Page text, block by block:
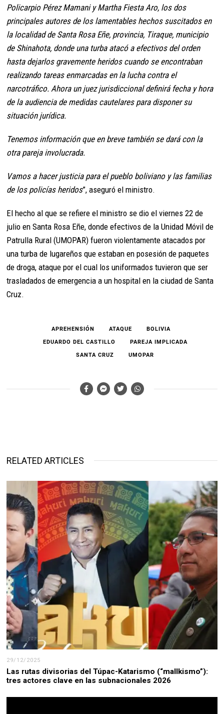
Policarpio Pérez Mamani y Martha Fiesta Aro, los dos
principales autores de los lamentables hechos suscitados en
la localidad de Santa Rosa Eñe, provincia, Tiraque, municipio
de Shinahota, donde una turba atacó a efectivos del orden
hasta dejarlos gravemente heridos cuando se encontraban
realizando tareas enmarcadas en la lucha contra el
narcotráfico. Ahora un juez jurisdiccional definirá fecha y hora
de la audiencia de medidas cautelares para disponer su
situación jurídica.
Tenemos información que en breve también se dará con la
otra pareja involucrada.
Vamos a hacer justicia para el pueblo boliviano y las familias
de los policías heridos”, aseguró el ministro.
El hecho al que se refiere el ministro se dio el viernes 22 de
julio en Santa Rosa Eñe, donde efectivos de la Unidad Móvil de
Patrulla Rural (UMOPAR) fueron violentamente atacados por
una turba de lugareños que estaban en posesión de paquetes
de droga, ataque por el cual los uniformados tuvieron que ser
trasladados de emergencia a un hospital en la ciudad de Santa
Cruz.
APREHENSIÓN ATAQUE
BOLIVIA
EDUARDO DEL CASTILLO
PAREJA IMPLICADA
SANTA CRUZ
UMOPAR
RELATED ARTICLES
29/12/2025
Las rutas divisorias del Túpac-Katarismo (“mallkismo”):
tres actores clave en las subnacionales 2026